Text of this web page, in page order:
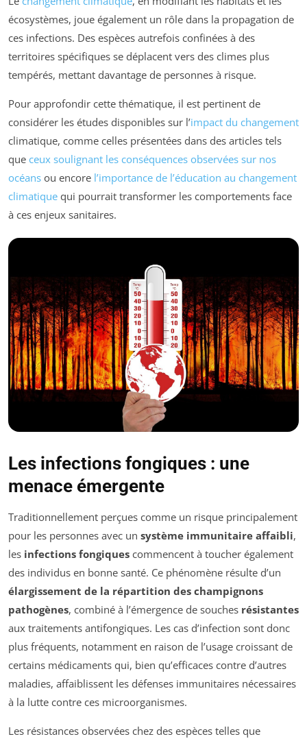
écosystèmes, joue également un rôle dans la propagation de
ces infections. Des espèces autrefois confinées à des
territoires spécifiques se déplacent vers des climes plus
tempérés, mettant davantage de personnes à risque.
Pour approfondir cette thématique, il est pertinent de
considérer les études disponibles sur l’impact du changement
climatique, comme celles présentées dans des articles tels
que ceux soulignant les conséquences observées sur nos
océans ou encore l’importance de l’éducation au changement
climatique qui pourrait transformer les comportements face
à ces enjeux sanitaires.
Les infections fongiques : une
menace émergente
Traditionnellement perçues comme un risque principalement
pour les personnes avec un système immunitaire affaibli,
les infections fongiques commencent à toucher également
des individus en bonne santé. Ce phénomène résulte d’un
élargissement de la répartition des champignons
pathogènes, combiné à l’émergence de souches résistantes
aux traitements antifongiques. Les cas d’infection sont donc
plus fréquents, notamment en raison de l’usage croissant de
certains médicaments qui, bien qu’efficaces contre d’autres
maladies, affaiblissent les défenses immunitaires nécessaires
à la lutte contre ces microorganismes.
Les résistances observées chez des espèces telles que